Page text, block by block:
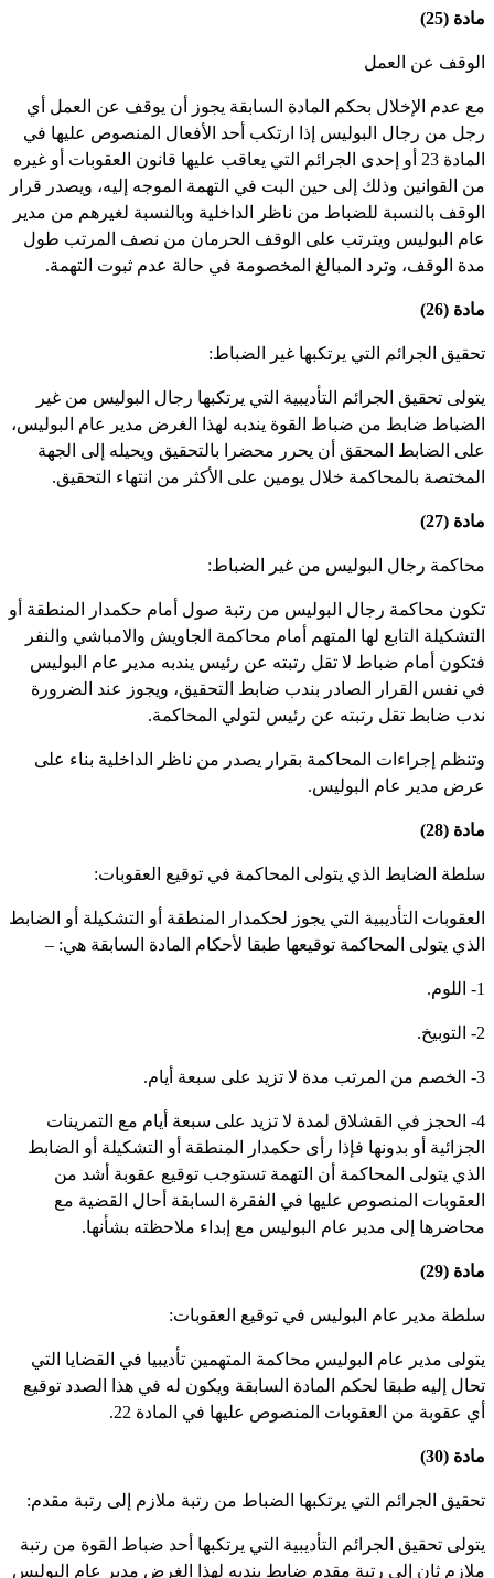
(25)
عن العمل
عدم الإخلال بحكم المادة السابقة يجوز أن يوقف عن العمل أي
من رجال البوليس إذا ارتكب أحد الأفعال المنصوص عليها في
المادة 23 أو إحدى الجرائم التي يعاقب عليها قانون العقوبات أو غيره
القوانين وذلك إلى حين البت في التهمة الموجه إليه، ويصدر قرار
بالنسبة للضباط من ناظر الداخلية وبالنسبة لغيرهم من مدير
البوليس ويترتب على الوقف الحرمان من نصف المرتب طول
الوقف، وترد المبالغ المخصومة في حالة عدم ثبوت التهمة.
(26)
الجرائم التي يرتكبها غير الضباط:
تحقيق الجرائم التأديبية التي يرتكبها رجال البوليس من غير
ضابط من ضباط القوة يندبه لهذا الغرض مدير عام البوليس،
الضابط المحقق أن يحرر محضرا بالتحقيق ويحيله إلى الجهة
بالمحاكمة خلال يومين على الأكثر من انتهاء التحقيق.
(27)
رجال البوليس من غير الضباط:
محاكمة رجال البوليس من رتبة صول أمام حكمدار المنطقة أو
التابع لها المتهم أمام محاكمة الجاويش والامباشي والنفر
أمام ضباط لا تقل رتبته عن رئيس يندبه مدير عام البوليس
نفس القرار الصادر بندب ضابط التحقيق، ويجوز عند الضرورة
ضابط تقل رتبته عن رئيس لتولي المحاكمة.
إجراءات المحاكمة بقرار يصدر من ناظر الداخلية بناء على
مدير عام البوليس.
(28)
الضابط الذي يتولى المحاكمة في توقيع العقوبات:
التأديبية التي يجوز لحكمدار المنطقة أو التشكيلة أو الضابط
يتولى المحاكمة توقيعها طبقا لأحكام المادة السابقة هي: –
4- الحجز في القشلاق لمدة لا تزيد على سبعة أيام مع التمرينات
أو بدونها فإذا رأى حكمدار المنطقة أو التشكيلة أو الضابط
يتولى المحاكمة أن التهمة تستوجب توقيع عقوبة أشد من
المنصوص عليها في الفقرة السابقة أحال القضية مع
إلى مدير عام البوليس مع إبداء ملاحظته بشأنها.
(29)
مدير عام البوليس في توقيع العقوبات:
مدير عام البوليس محاكمة المتهمين تأديبيا في القضايا التي
إليه طبقا لحكم المادة السابقة ويكون له في هذا الصدد توقيع
عقوبة من العقوبات المنصوص عليها في المادة 22.
(30)
الجرائم التي يرتكبها الضباط من رتبة ملازم إلى رتبة مقدم:
تحقيق الجرائم التأديبية التي يرتكبها أحد ضباط القوة من رتبة
ثان إلى رتبة مقدم ضابط يندبه لهذا الغرض مدير عام البوليس